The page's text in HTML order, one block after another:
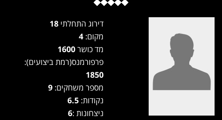
דירוג התחלתי
מקום:
מד כושר
פרפורמנס(רמת ביצועים):
1850
מספר משחקים:
נקודות: 6.5
ניצחונות :6